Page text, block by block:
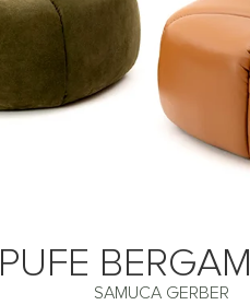
PUFE
SAMUCA GERBER